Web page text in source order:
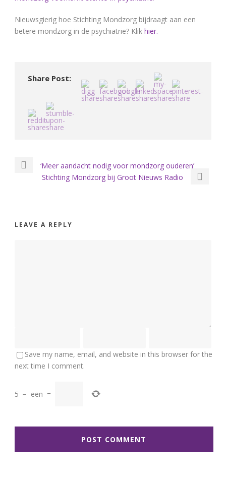
Nieuwsgierig hoe Stichting Mondzorg bijdraagt aan een
betere mondzorg in de psychiatrie? Klik hier.
Share Post:
‘Meer aandacht nodig voor mondzorg ouderen’
Stichting Mondzorg bij Groot Nieuws Radio
LEAVE A REPLY
Save my name, email, and website in this browser for the
next time I comment.
5 − een =